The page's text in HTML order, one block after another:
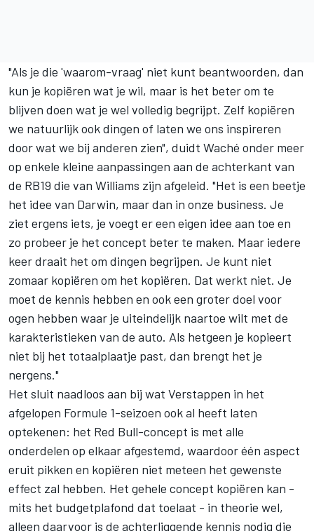
"Als je die 'waarom-vraag' niet kunt beantwoorden, dan
kun je kopiëren wat je wil, maar is het beter om te
blijven doen wat je wel volledig begrijpt. Zelf kopiëren
we natuurlijk ook dingen of laten we ons inspireren
door wat we bij anderen zien", duidt Waché onder meer
op enkele kleine aanpassingen aan de achterkant van
de RB19 die van Williams zijn afgeleid. "Het is een beetje
het idee van Darwin, maar dan in onze business. Je
ziet ergens iets, je voegt er een eigen idee aan toe en
zo probeer je het concept beter te maken. Maar iedere
keer draait het om dingen begrijpen. Je kunt niet
zomaar kopiëren om het kopiëren. Dat werkt niet. Je
moet de kennis hebben en ook een groter doel voor
ogen hebben waar je uiteindelijk naartoe wilt met de
karakteristieken van de auto. Als hetgeen je kopieert
niet bij het totaalplaatje past, dan brengt het je
nergens."
Het sluit naadloos aan bij wat Verstappen in het
afgelopen Formule 1-seizoen ook al heeft laten
optekenen: het Red Bull-concept is met alle
onderdelen op elkaar afgestemd, waardoor één aspect
eruit pikken en kopiëren niet meteen het gewenste
effect zal hebben. Het gehele concept kopiëren kan -
mits het budgetplafond dat toelaat - in theorie wel,
alleen daarvoor is de achterliggende kennis nodig die